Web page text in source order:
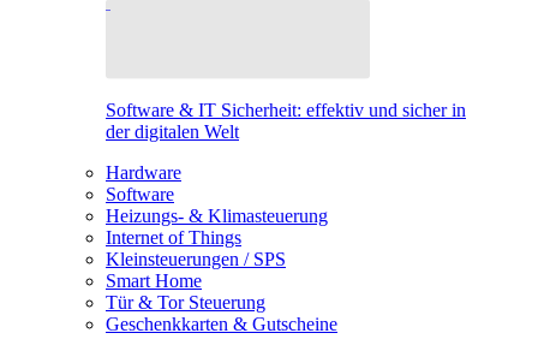
Software & IT Sicherheit: effektiv und sicher in
der digitalen Welt
Hardware
Software
Heizungs- & Klimasteuerung
Internet of Things
Kleinsteuerungen / SPS
Smart Home
Tür & Tor Steuerung
Geschenkkarten & Gutscheine